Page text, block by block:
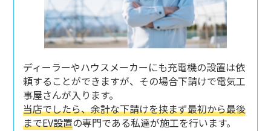
ディーラーやハウスメーカーにも充電機の設置は依
頼することができますが、その場合下請けで電気工
事屋さんが入ります。
当店でしたら、余計な下請けを挟まず最初から最後
までEV設置の専門である私達が施工を行います。